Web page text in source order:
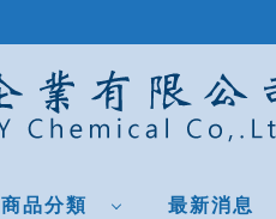
商品分類 最新消息